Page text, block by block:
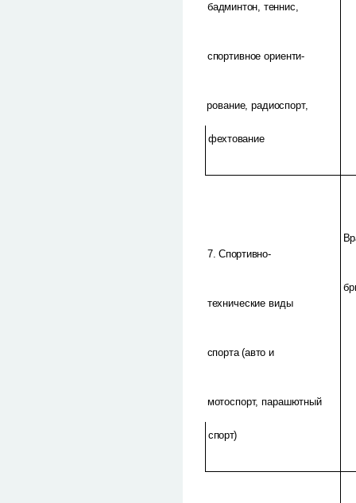
бадминтон, теннис,
спортивное ориенти-
рование, радиоспорт,
фехтование
7. Спортивно-
технические виды
спорта (авто и
мотоспорт, парашютный
спорт)